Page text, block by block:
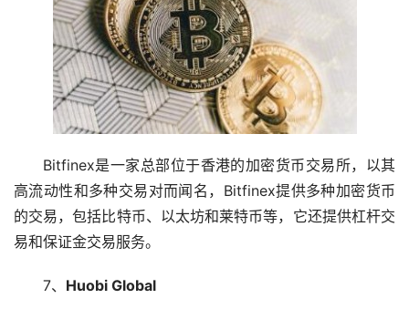
Bitfinex是一家总部位于香港的加密货币交易所，以其
高流动性和多种交易对而闻名，Bitfinex提供多种加密货币
的交易，包括比特币、以太坊和莱特币等，它还提供杠杆交
易和保证金交易服务。
7、 Huobi Global